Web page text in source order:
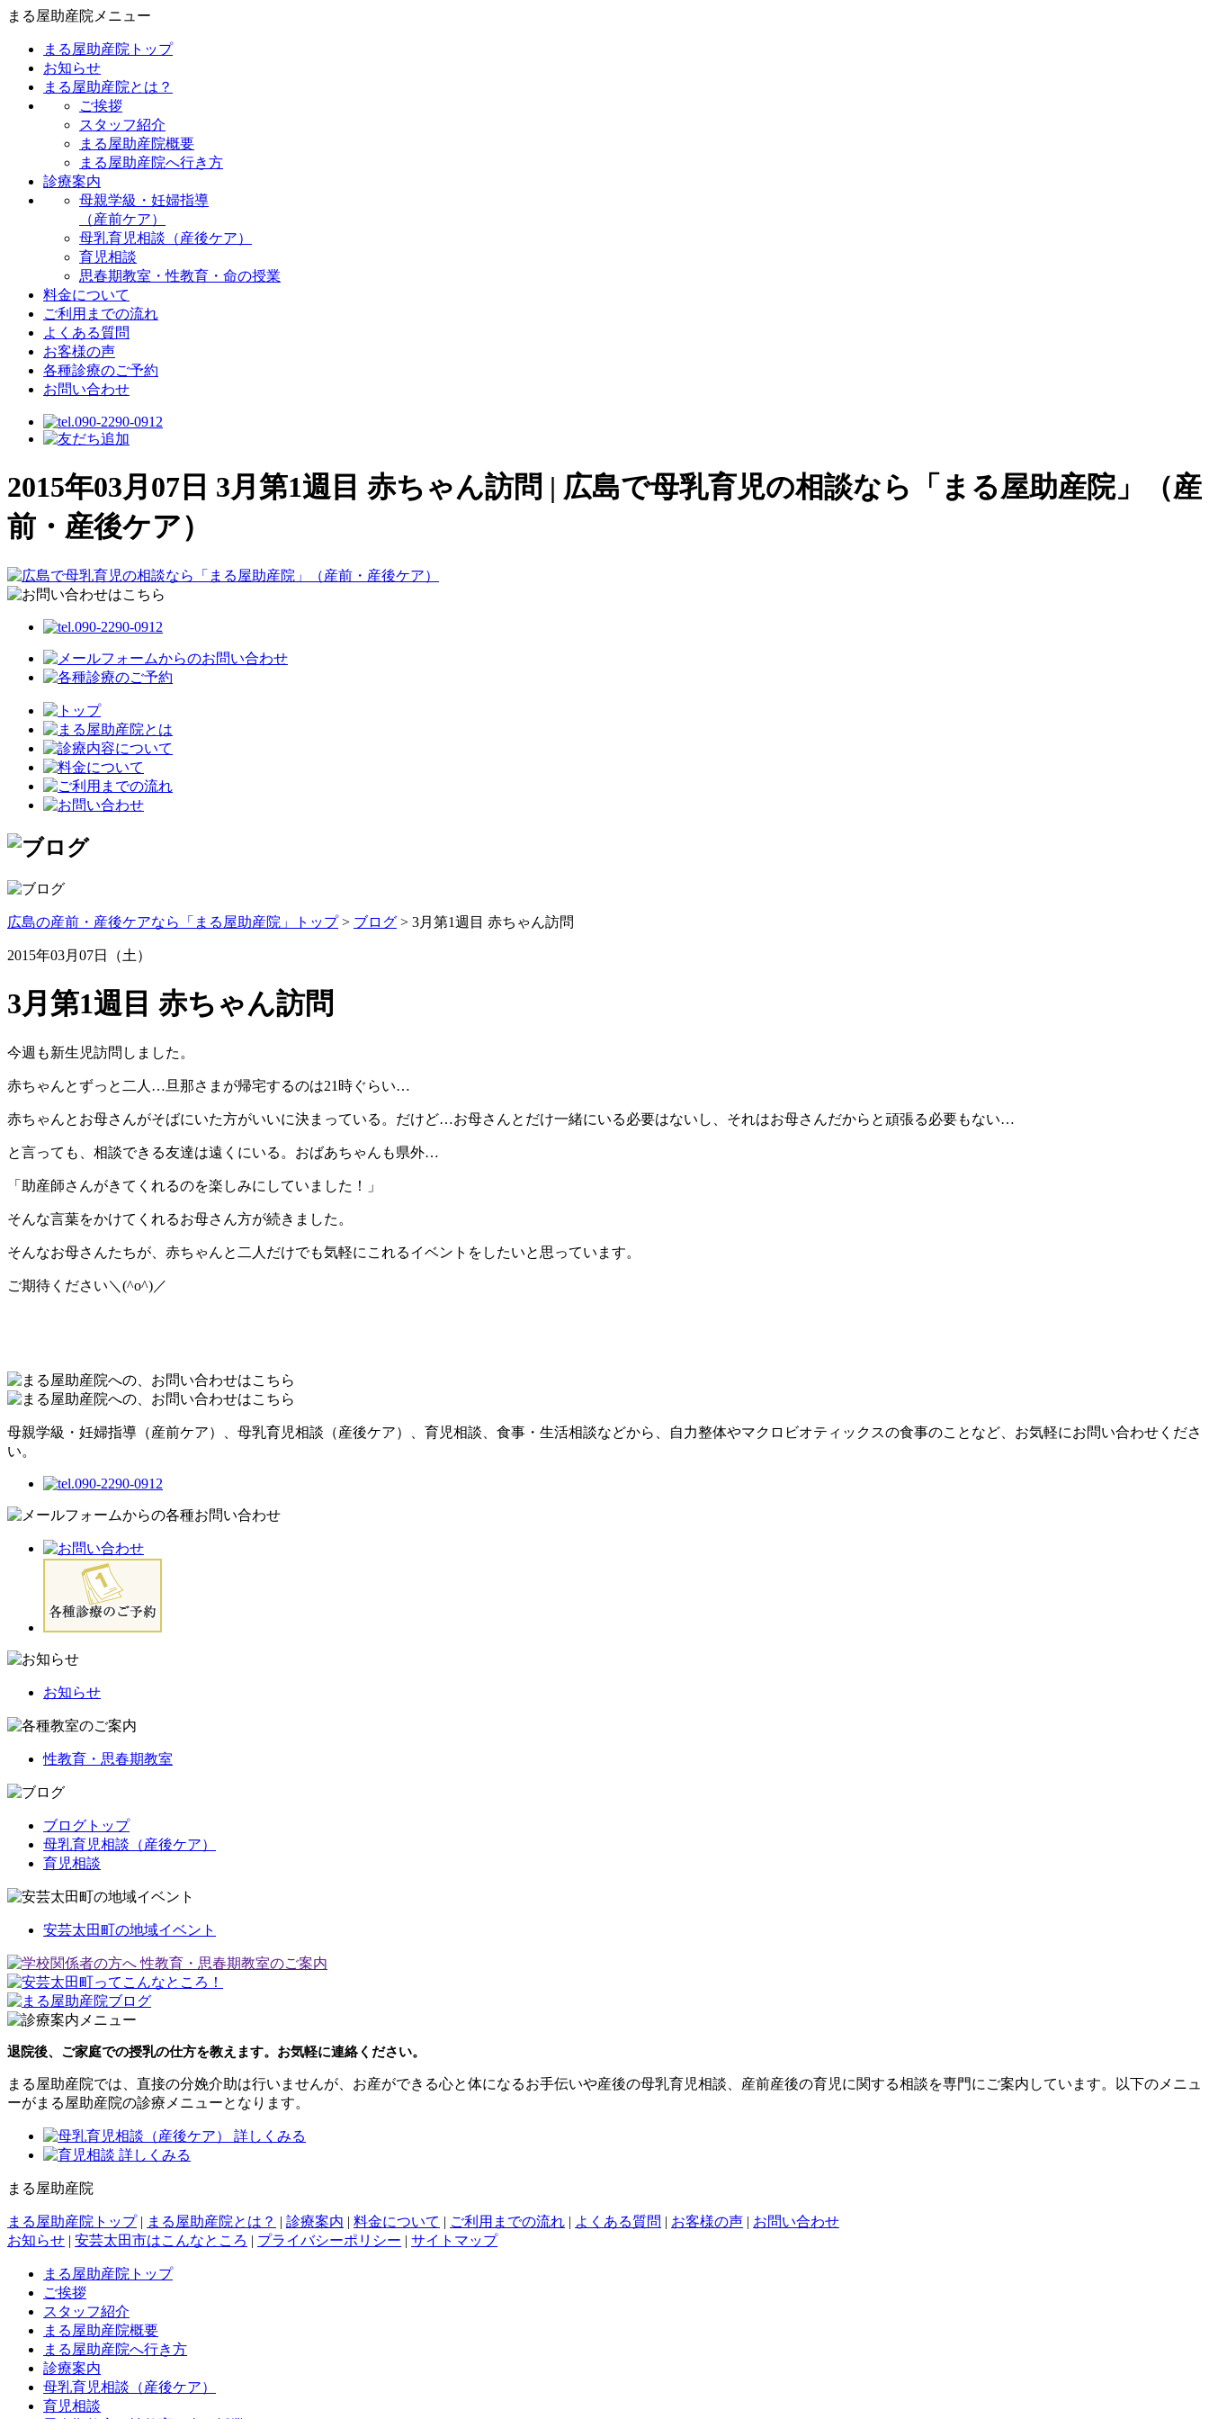
まる屋助産院メニュー
まる屋助産院トップ
お知らせ
まる屋助産院とは？
ご挨拶
スタッフ紹介
まる屋助産院概要
まる屋助産院へ行き方
診療案内
母親学級・妊婦指導
（産前ケア）
母乳育児相談（産後ケア）
育児相談
思春期教室・性教育・命の授業
料金について
ご利用までの流れ
よくある質問
お客様の声
各種診療のご予約
お問い合わせ
2015年03月07日 3月第1週目 赤ちゃん訪問 | 広島で母乳育児の相談なら「まる屋助産院」（産
前・産後ケア）
広島の産前・産後ケアなら「まる屋助産院」トップ> ブログ > 3月第1週目 赤ちゃん訪問
2015年03月07日（土）
3月第1週目 赤ちゃん訪問
今週も新生児訪問しました。
赤ちゃんとずっと二人…旦那さまが帰宅するのは21時ぐらい…
赤ちゃんとお母さんがそばにいた方がいいに決まっている。だけど…お母さんとだけ一緒にいる必要はないし、それはお母さんだからと頑張る必要もない…
と言っても、相談できる友達は遠くにいる。おばあちゃんも県外…
「助産師さんがきてくれるのを楽しみにしていました！」
そんな言葉をかけてくれるお母さん方が続きました。
そんなお母さんたちが、赤ちゃんと二人だけでも気軽にこれるイベントをしたいと思っています。
ご期待ください＼(^o^)／
母親学級・妊婦指導（産前ケア）、母乳育児相談（産後ケア）、育児相談、食事・生活相談などから、自力整体やマクロビオティックスの食事のことなど、お気軽にお問い合わせくださ
い。
お知らせ
性教育・思春期教室
ブログトップ
母乳育児相談（産後ケア）
育児相談
安芸太田町の地域イベント
退院後、ご家庭での授乳の仕方を教えます。お気軽に連絡ください。
まる屋助産院では、直接の分娩介助は行いませんが、お産ができる心と体になるお手伝いや産後の母乳育児相談、産前産後の育児に関する相談を専門にご案内しています。以下のメニュ
ーがまる屋助産院の診療メニューとなります。
まる屋助産院
まる屋助産院トップ| まる屋助産院とは？ | 診療案内 | 料金について | ご利用までの流れ | よくある質問 | お客様の声 | お問い合わせ
お知らせ | 安芸太田市はこんなところ | プライバシーポリシー | サイトマップ
まる屋助産院トップ
ご挨拶
スタッフ紹介
まる屋助産院概要
まる屋助産院へ行き方
診療案内
母乳育児相談（産後ケア）
育児相談